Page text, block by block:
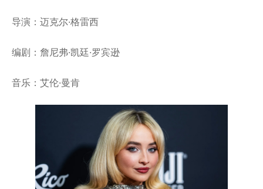
导演：迈克尔·格雷西
编剧：詹尼弗·凯廷·罗宾逊
音乐：艾伦·曼肯